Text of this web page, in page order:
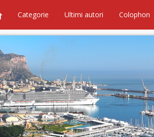
Categorie Ultimi autori Colophon